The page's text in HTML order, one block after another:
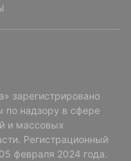
зарегистрировано
надзору в сфере
и массовых
Регистрационный
февраля 2024 года.